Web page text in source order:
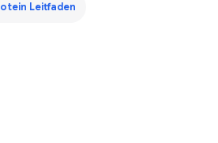
Leitfaden